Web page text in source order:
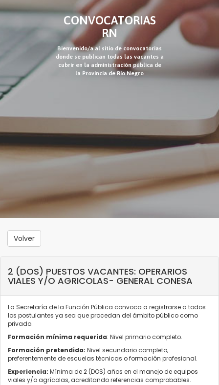
CONVOCATORIAS
RN
Bienvenido/a al sitio de convocatorias
donde se publican todas las vacantes a
cubrir en la administración pública de
la Provincia de Río Negro
Volver
2 (DOS) PUESTOS VACANTES: OPERARIOS
VIALES Y/O AGRICOLAS- GENERAL CONESA
La Secretaría de la Función Pública convoca a registrarse a todos
los postulantes ya sea que procedan del ámbito público como
privado.
Formación mínima requerida: Nivel primario completo.
Formación pretendida: Nivel secundario completo,
preferentemente de escuelas técnicas o formación profesional.
Experiencia: Mínima de 2 (DOS) años en el manejo de equipos
viales y/o agrícolas, acreditando referencias comprobables.